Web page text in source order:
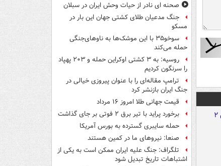
صحنه ای نادر از حیات وحش ایران در سبلان
جنگ مدعیان طلای کشتی جهان این بار در
مسکو
سوخو۳۵ با این موشک‌ها به ناوهای‌جنگی
حمله می‌کند
روسیه: به ۳ کشتی اوکراین حمله و ۲۰۳ پهپاد
را سرنگون کردیم
ترامپ مقاله‌ای را با عنوان پیروزی خیالی در
جنگ ایران بازنشر کرد
قیمت جهانی طلا امروز ۱۶ مرداد
برخورد پراید با تیر برق ۲ فوتی بر جای گذاشت
حمله سایبری گسترده به بورس آمریکا
صنعا: نیروهای ما در کمین‌ هستند
تلگراف: جنگ علیه ایران ممکن است به یکی از
اشتباهات تاریخ تبدیل شود